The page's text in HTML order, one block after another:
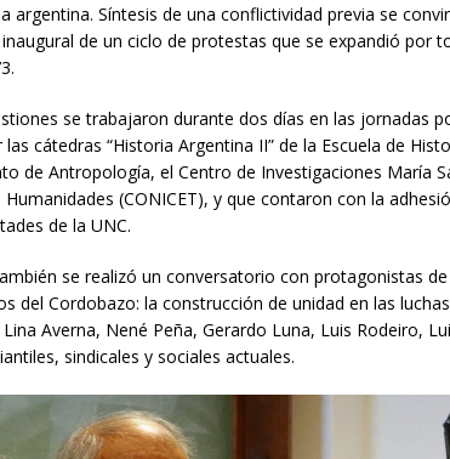
argentina. Síntesis de una conflictividad previa se
de un ciclo de protestas que se expandió por
se trabajaron durante dos días en las jornadas
cátedras “Historia Argentina II” de la Escuela de
de Antropología, el Centro de Investigaciones María
(CONICET), y que contaron con la
de la UNC.
se realizó un conversatorio con protagonistas
del Cordobazo: la construcción de unidad en las
Averna, Nené Peña, Gerardo Luna, Luis Rodeiro,
sindicales y sociales actuales.